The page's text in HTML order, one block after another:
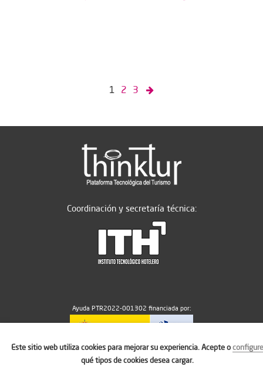
1 2 3
Coordinación y secretaría técnica:
Ayuda PTR2022-001302 financiada por:
MICIU/AEI/10.13039/501100011033
Este sitio web utiliza cookies para mejorar su experiencia. Acepte oconfigure
qué tipos de cookies desea cargar.